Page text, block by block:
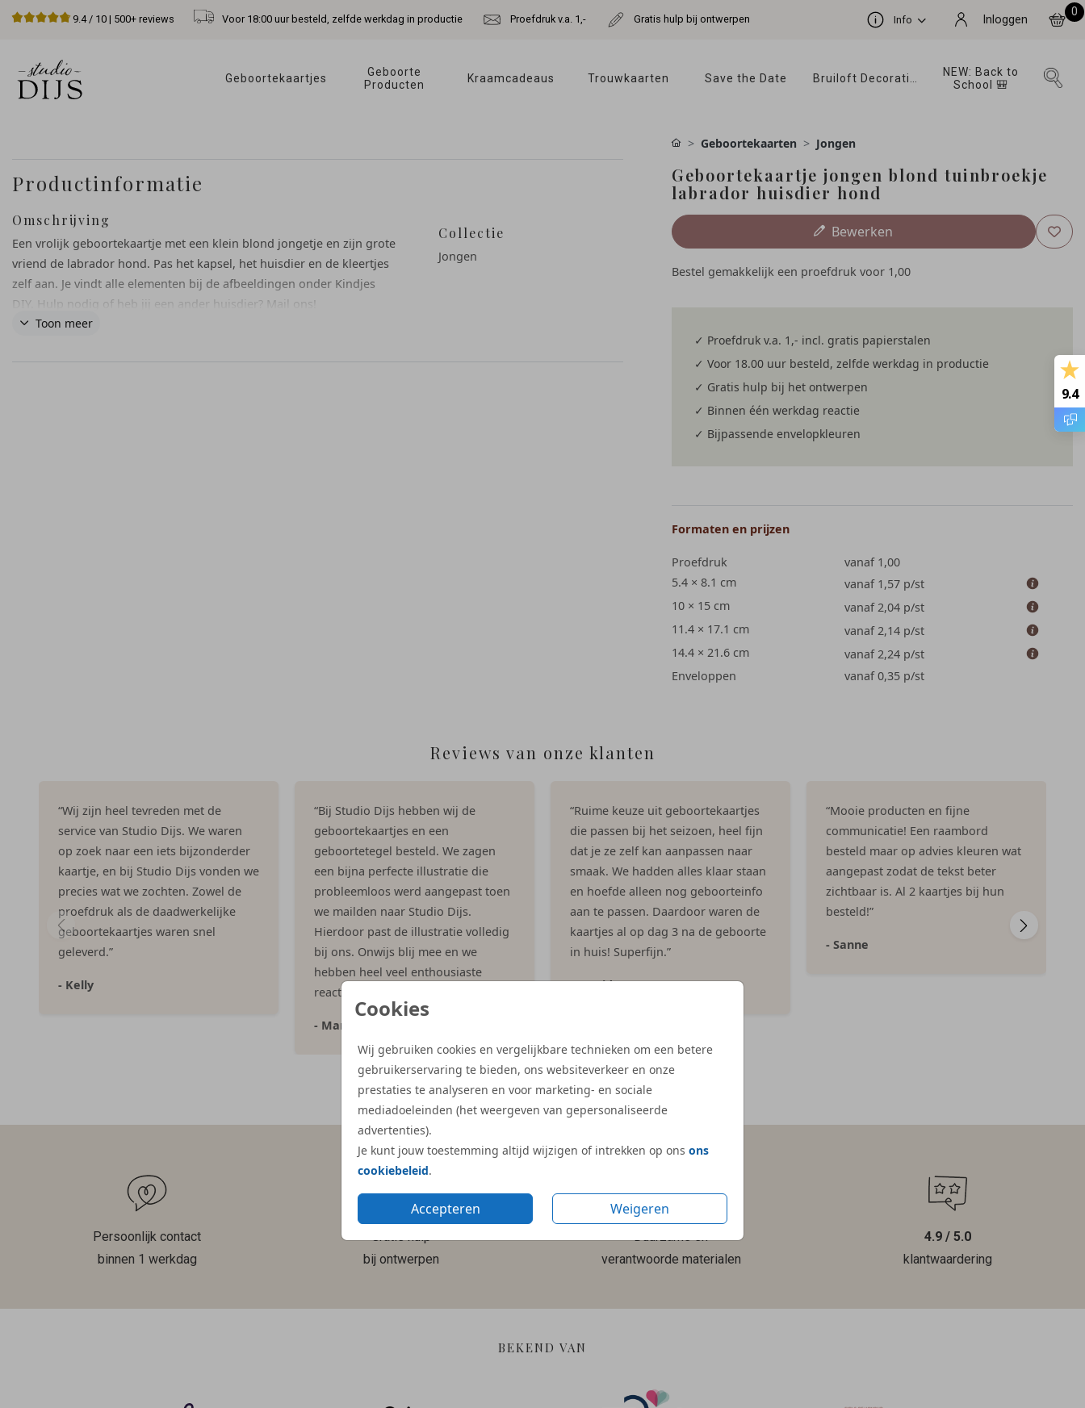
9.4/ 10 | 500+ reviews Voor 18:00 uur besteld, zelfde werkdag in productie Proefdruk v.a. 1,- Gratis hulp bij ontwerpen Info Inloggen
0
Geboortekaartjes
Geboorte
Producten
Kraamcadeaus Trouwkaarten Save the Date
NEW: Back to
School 🎒
Cookies
Wij gebruiken cookies en vergelijkbare technieken om een betere
gebruikerservaring te bieden, ons websiteverkeer en onze
prestaties te analyseren en voor marketing- en sociale
mediadoeleinden (het weergeven van gepersonaliseerde
advertenties).
Je kunt jouw toestemming altijd wijzigen of intrekken op ons ons
cookiebeleid.
Accepteren Weigeren
Productinformatie
Omschrijving
Een vrolijk geboortekaartje met een klein blond jongetje en zijn grote
vriend de labrador hond. Pas het kapsel, het huisdier en de kleertjes
zelf aan. Je vindt alle elementen bij de afbeeldingen onder Kindjes
DIY. Hulp nodig of heb jij een ander huisdier? Mail ons!
Toon meer
Collectie
Jongen
Geboortekaarten Jongen
Geboortekaartje jongen blond tuinbroekje
labrador huisdier hond
Bewerken
Bestel gemakkelijk een proefdruk voor 1,00
✓ Proefdruk v.a. 1,- incl. gratis papierstalen
✓ Voor 18.00 uur besteld, zelfde werkdag in productie
✓ Gratis hulp bij het ontwerpen
✓ Binnen één werkdag reactie
✓ Bijpassende envelopkleuren
Formaten en prijzen
Proefdruk
vanaf 1,00
5.4 × 8.1 cm
vanaf 1,57 p/st
10 × 15 cm
vanaf 2,04 p/st
11.4 × 17.1 cm
vanaf 2,14 p/st
14.4 × 21.6 cm
vanaf 2,24 p/st
Enveloppen
vanaf 0,35 p/st
9.4
Reviews van onze klanten
“Wij zijn heel tevreden met de
service van Studio Dijs. We waren
op zoek naar een iets bijzonderder
kaartje, en bij Studio Dijs vonden we
precies wat we zochten. Zowel de
proefdruk als de daadwerkelijke
geboortekaartjes waren snel
geleverd.”
- Kelly
“Bij Studio Dijs hebben wij de
geboortekaartjes en een
geboortetegel besteld. We zagen
een bijna perfecte illustratie die
probleemloos werd aangepast toen
we mailden naar Studio Dijs.
Hierdoor past de illustratie volledig
bij ons. Onwijs blij mee en we
hebben heel veel enthousiaste
reacties gekregen op het kaartje!”
- Marloes
“Ruime keuze uit geboortekaartjes
die passen bij het seizoen, heel fijn
dat je ze zelf kan aanpassen naar
smaak. We hadden alles klaar staan
en hoefde alleen nog geboorteinfo
aan te passen. Daardoor waren de
kaartjes al op dag 3 na de geboorte
in huis! Superfijn.”
- Ingrid
“Mooie producten en fijne
communicatie! Een raambord
besteld maar op advies kleuren wat
aangepast zodat de tekst beter
zichtbaar is. Al 2 kaartjes bij hun
besteld!”
- Sanne
Meer reviews
Persoonlijk contact
binnen 1 werkdag
Gratis hulp
bij ontwerpen
Duurzame en
verantwoorde materialen
4.9 / 5.0
klantwaardering
BEKEND VAN